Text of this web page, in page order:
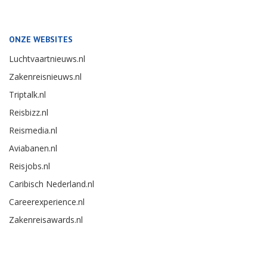
ONZE WEBSITES
Luchtvaartnieuws.nl
Zakenreisnieuws.nl
Triptalk.nl
Reisbizz.nl
Reismedia.nl
Aviabanen.nl
Reisjobs.nl
Caribisch Nederland.nl
Careerexperience.nl
Zakenreisawards.nl